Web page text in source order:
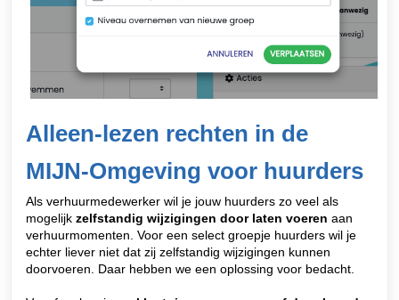
Alleen-lezen rechten in de
MIJN-Omgeving voor huurders
Als verhuurmedewerker wil je jouw huurders zo veel als
mogelijk zelfstandig wijzigingen door laten voeren aan
verhuurmomenten. Voor een select groepje huurders wil je
echter liever niet dat zij zelfstandig wijzigingen kunnen
doorvoeren. Daar hebben we een oplossing voor bedacht.